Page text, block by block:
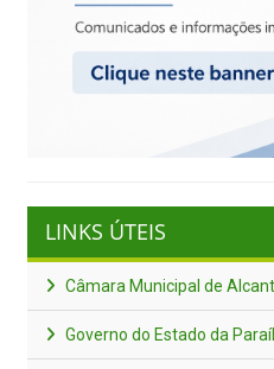
LINKS ÚTEIS
Câmara Municipal de
Governo do Estado da